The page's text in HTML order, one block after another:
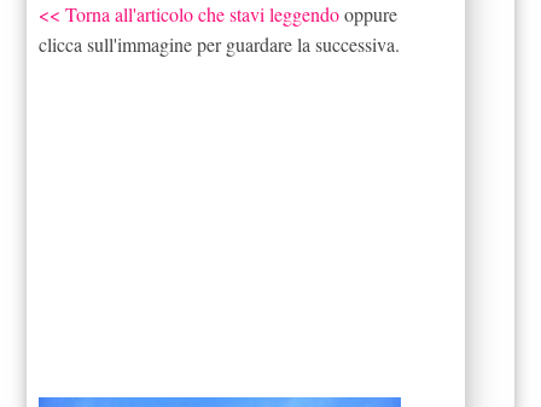
<< Torna all'articolo che stavi leggendooppure
clicca sull'immagine per guardare la successiva.